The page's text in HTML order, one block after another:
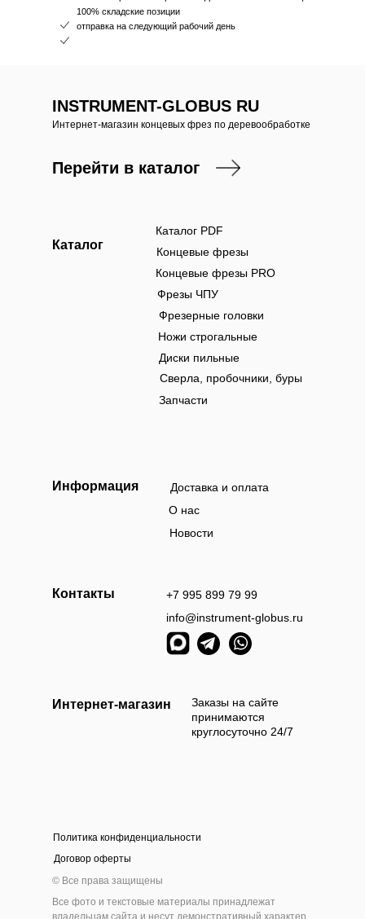
наличными
и самостоятельно выбрать и оплатить
товар наличными деньгами в нашем шоу-руме
инструмента
100% складские позиции
отправка на следующий рабочий день
Заказы на сайте
принимаются
круглосуточно 24/7
Каталог
Информация
Контакты
+7 995 899 79 99
info@instrument-globus.ru
Интернет-магазин
Концевые фрезы
Каталог PDF
Концевые фрезы PRO
Фрезы ЧПУ
Фрезерные головки
Ножи строгальные
Диски пильные
Сверла, пробочники, буры
Запчасти
Доставка и оплата
О нас
Новости
INSTRUMENT-GLOBUS RU
© Все права защищены
Политика конфиденциальности
Договор оферты
Интернет-магазин концевых фрез по деревообработке
Перейти в каталог
Все фото и текстовые материалы принадлежат